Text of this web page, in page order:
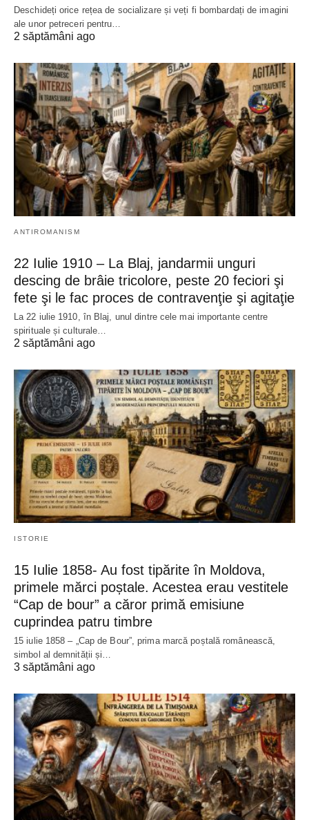
Deschideți orice rețea de socializare și veți fi bombardați de imagini
ale unor petreceri pentru…
2 săptămâni ago
ANTIROMANISM
22 Iulie 1910 – La Blaj, jandarmii unguri
descing de brâie tricolore, peste 20 feciori şi
fete şi le fac proces de contravenţie şi agitaţie
La 22 iulie 1910, în Blaj, unul dintre cele mai importante centre
spirituale și culturale…
2 săptămâni ago
ISTORIE
15 Iulie 1858- Au fost tipărite în Moldova,
primele mărci poștale. Acestea erau vestitele
“Cap de bour” a căror primă emisiune
cuprindea patru timbre
15 iulie 1858 – „Cap de Bour”, prima marcă poștală românească,
simbol al demnității și…
3 săptămâni ago